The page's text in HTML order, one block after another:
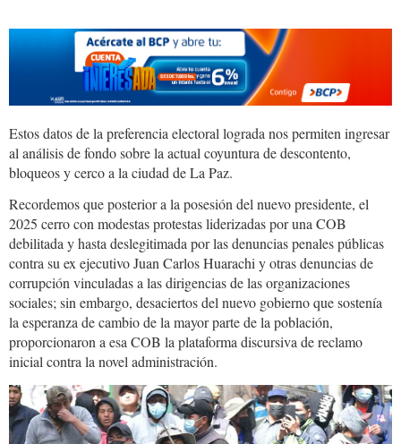
Estos datos de la preferencia electoral lograda nos permiten ingresar
al análisis de fondo sobre la actual coyuntura de descontento,
bloqueos y cerco a la ciudad de La Paz.
Recordemos que posterior a la posesión del nuevo presidente, el
2025 cerro con modestas protestas liderizadas por una COB
debilitada y hasta deslegitimada por las denuncias penales públicas
contra su ex ejecutivo Juan Carlos Huarachi y otras denuncias de
corrupción vinculadas a las dirigencias de las organizaciones
sociales; sin embargo, desaciertos del nuevo gobierno que sostenía
la esperanza de cambio de la mayor parte de la población,
proporcionaron a esa COB la plataforma discursiva de reclamo
inicial contra la novel administración.
confictos.bolivia.jpg